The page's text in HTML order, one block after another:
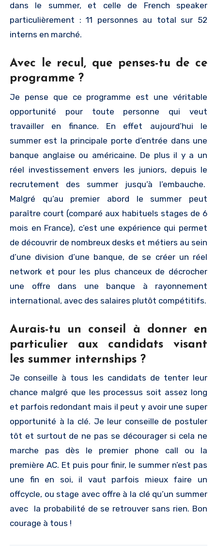
dans le summer, et celle de French speaker
particulièrement : 11 personnes au total sur 52
interns en marché.
Avec le recul, que penses-tu de ce
programme ?
Je pense que ce programme est une véritable
opportunité pour toute personne qui veut
travailler en finance. En effet aujourd’hui le
summer est la principale porte d’entrée dans une
banque anglaise ou américaine. De plus il y a un
réel investissement envers les juniors, depuis le
recrutement des summer jusqu’à l’embauche.
Malgré qu’au premier abord le summer peut
paraître court (comparé aux habituels stages de 6
mois en France), c’est une expérience qui permet
de découvrir de nombreux desks et métiers au sein
d’une division d’une banque, de se créer un réel
network et pour les plus chanceux de décrocher
une offre dans une banque à rayonnement
international, avec des salaires plutôt compétitifs.
Aurais-tu un conseil à donner en
particulier aux candidats visant
les summer internships ?
Je conseille à tous les candidats de tenter leur
chance malgré que les processus soit assez long
et parfois redondant mais il peut y avoir une super
opportunité à la clé. Je leur conseille de postuler
tôt et surtout de ne pas se décourager si cela ne
marche pas dès le premier phone call ou la
première AC. Et puis pour finir, le summer n’est pas
une fin en soi, il vaut parfois mieux faire un
offcycle, ou stage avec offre à la clé qu’un summer
avec la probabilité de se retrouver sans rien. Bon
courage à tous !